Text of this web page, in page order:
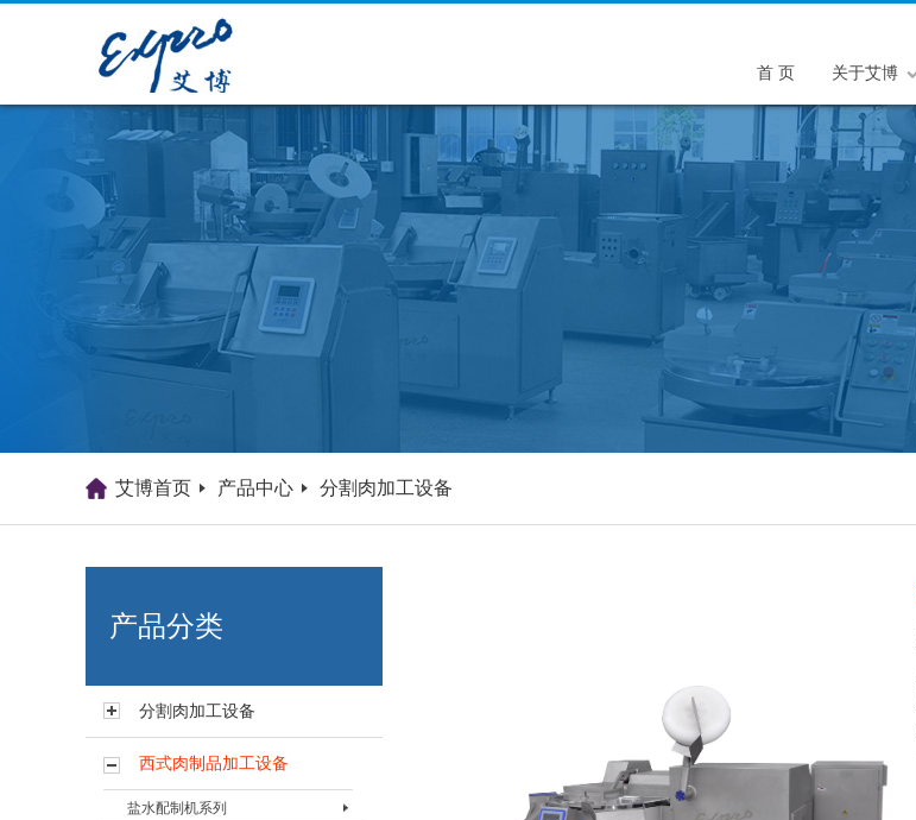
艾博肉类科技（浙江）有限
关于艾博
首 页
艾博首页 产品中心 分割肉加工设备
产品分类
分割肉加工设备
西式肉制品加工设备
盐水配制机系列